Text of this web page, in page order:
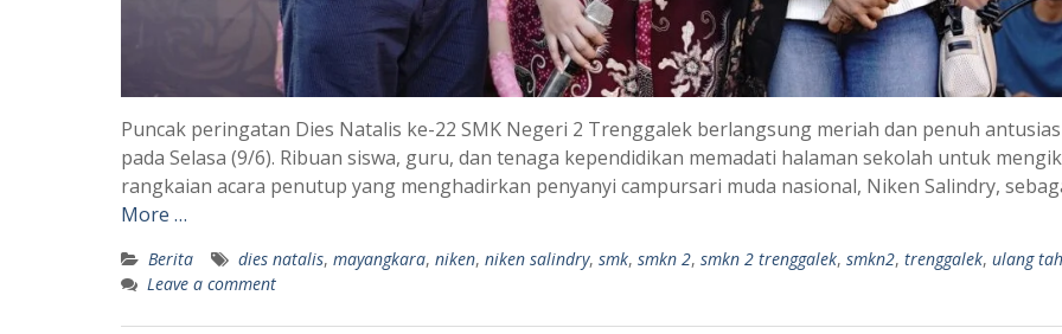
Puncak peringatan Dies Natalis ke-22 SMK Negeri 2 Trenggalek berlangsung meriah dan penuh
pada Selasa (9/6). Ribuan siswa, guru, dan tenaga kependidikan memadati halaman sekolah untuk
rangkaian acara penutup yang menghadirkan penyanyi campursari muda nasional, Niken Salindry,
More …
Berita dies natalis, mayangkara, niken, niken salindry, smk, smkn 2, smkn 2 trenggalek, smkn2, trenggalek, ulang
Leave a comment